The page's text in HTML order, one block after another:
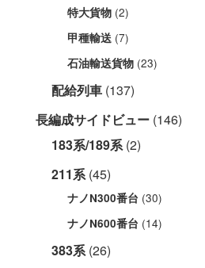
特大貨物 (2)
甲種輸送 (7)
石油輸送貨物 (23)
配給列車 (137)
長編成サイドビュー (146)
183系/189系 (2)
211系 (45)
ナノN300番台 (30)
ナノN600番台 (14)
383系 (26)